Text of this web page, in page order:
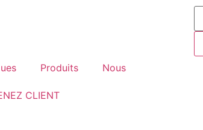
Produits Nous
CLIENT